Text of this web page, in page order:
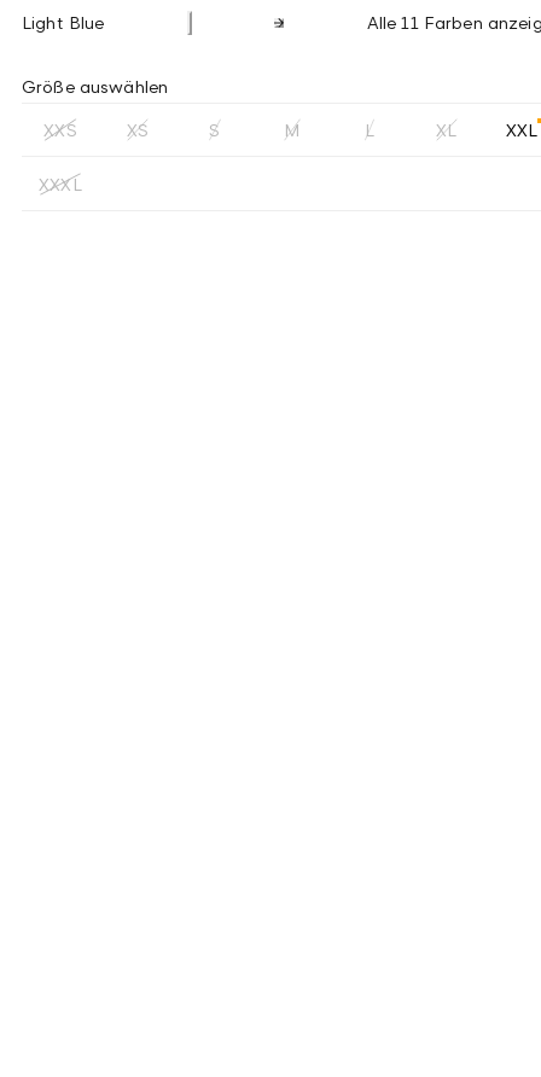
Light Blue Alle 11 Farben
Größe auswählen
XXS XS S M L XL XXL
XXXL